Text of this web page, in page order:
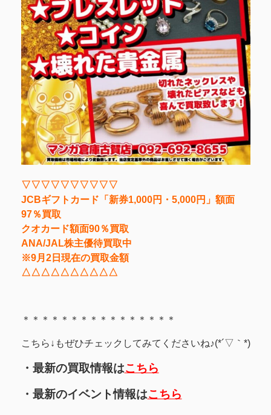
▽▽▽▽▽▽▽▽▽▽
JCBギフトカード「新券1,000円・5,000円」額面
97％買取
クオカード額面90％買取
ANA/JAL株主優待買取中
※9月2日現在の買取金額
△△△△△△△△△△
＊＊＊＊＊＊＊＊＊＊＊＊＊＊＊＊
こちら↓もぜひチェックしてみてくださいね♪(*´▽｀*)
・最新の買取情報はこちら
・最新のイベント情報はこちら